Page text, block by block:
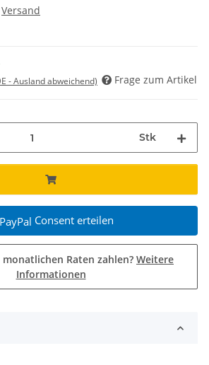
Versand
- Ausland abweichend) Frage zum Artikel
Stk
Consent erteilen
Raten zahlen? Weitere
Informationen